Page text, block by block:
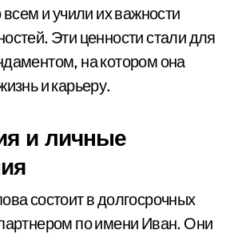
всем и учили их важности
Эти ценности стали для
на котором она
и карьеру.
и личные
состоит в долгосрочных
по имени Иван. Они